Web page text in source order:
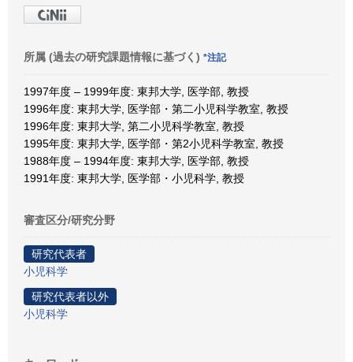
所属 (過去の研究課題情報に基づく) *注記
1997年度 – 1999年度: 東邦大学, 医学部, 教授
1996年度: 東邦大学, 医学部・第二小児科学教室, 教授
1996年度: 東邦大学, 第二小児科学教室, 教授
1995年度: 東邦大学, 医学部・第2小児科学教室, 教授
1988年度 – 1994年度: 東邦大学, 医学部, 教授
1991年度: 東邦大学, 医学部・小児科学, 教授
審査区分/研究分野
研究代表者
小児科学
研究代表者以外
小児科学